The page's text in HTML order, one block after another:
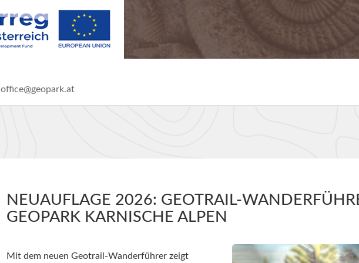
office@geopark.at
NEUAUFLAGE 2026: GEOTRAIL-
GEOPARK KARNISCHE ALPEN
Mit dem neuen Geotrail-Wanderführer zeigt